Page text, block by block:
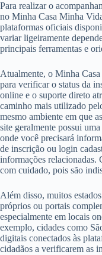
Para realizar o
no Minha Casa Minha
plataformas oficiais
variar ligeiramente
principais ferramentas e
Atualmente, o Minha
para verificar o status da
online e o suporte direto
caminho mais utilizado
mesmo ambiente em que as
site geralmente possui
onde você precisará
de inscrição ou login
informações relacionadas.
com cuidado, pois são
Além disso, muitos
próprios ou portais
especialmente em locais
exemplo, cidades como
digitais conectados às
cidadãos a verificarem as